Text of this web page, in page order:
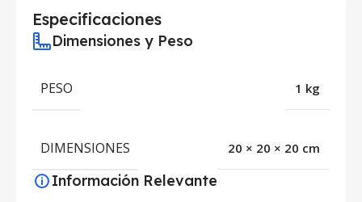
Especificaciones
Dimensiones y Peso
PESO 1 kg
DIMENSIONES 20 × 20 × 20 cm
Información Relevante